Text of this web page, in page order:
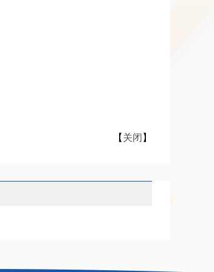
【 关闭 】